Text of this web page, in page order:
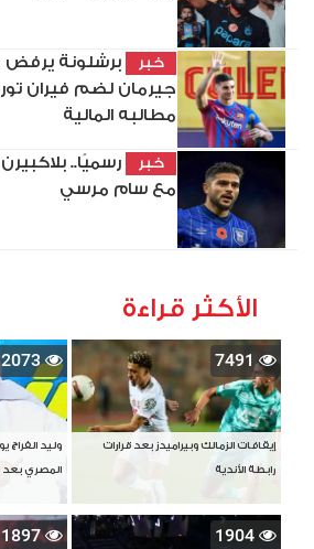
خبر
برشلونة
جيرمان لضم فيران
مطالبه المالية
خبر
رسميًا..
مع سام مرسي
الأكثر قراءة
7491
إيقافات الزمالك وبيراميدز بعد قرارات
رابطة الأندية
2073
وليد الفراج
المصري بعد
1904
1897